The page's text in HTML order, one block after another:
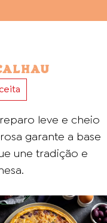
leve e cheio
garante a base
une tradição e